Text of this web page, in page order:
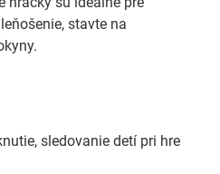
stavte na
sledovanie detí pri hre